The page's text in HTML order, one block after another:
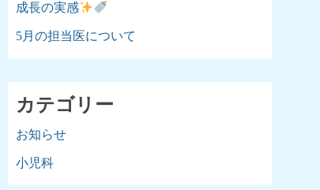
成長の実感
5月の担当医について
カテゴリー
お知らせ
小児科